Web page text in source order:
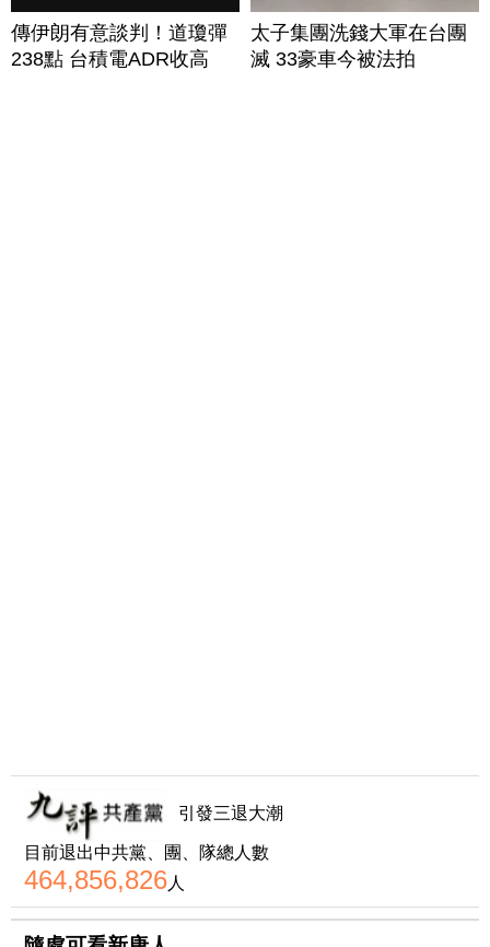
傳伊朗有意談判！道瓊彈
238點 台積電ADR收高
太子集團洗錢大軍在台團
滅 33豪車今被法拍
引發三退大潮
目前退出中共黨、團、隊總人數
464,856,826人